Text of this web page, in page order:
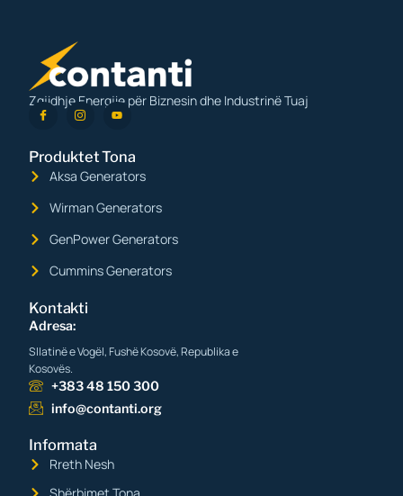
Zgjidhje Energjie për Biznesin dhe Industrinë Tuaj
Produktet Tona
Aksa Generators
Wirman Generators
GenPower Generators
Cummins Generators
Kontakti
Adresa:
Sllatinë e Vogël, Fushë Kosovë, Republika e
Kosovës.
+383 48 150 300
info@contanti.org
Informata
Rreth Nesh